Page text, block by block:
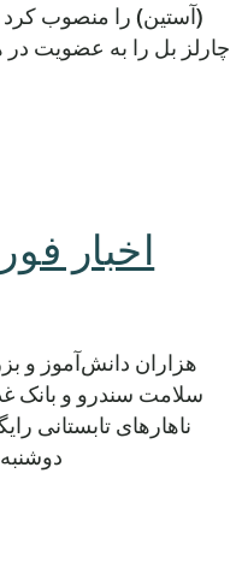
(آستین) را منصوب
چارلز بل را به عضویت در
اخبار فوری… ۱۳
هزاران دانش‌آموز و
سلامت سندرو و بانک
ناهارهای تابستانی
دوشنبه، ۱۳ ژوئن ۲۰۱۶ توسط